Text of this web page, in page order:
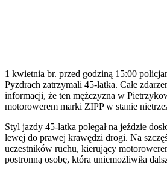
1 kwietnia br. przed godziną 15:00
Pyzdrach zatrzymali 45-latka. Całe
informacji, że ten mężczyzna w
motorowerem marki ZIPP w stanie
Styl jazdy 45-latka polegał na jeździe
lewej do prawej krawędzi drogi. Na
uczestników ruchu, kierujący
postronną osobę, która uniemożliwiła